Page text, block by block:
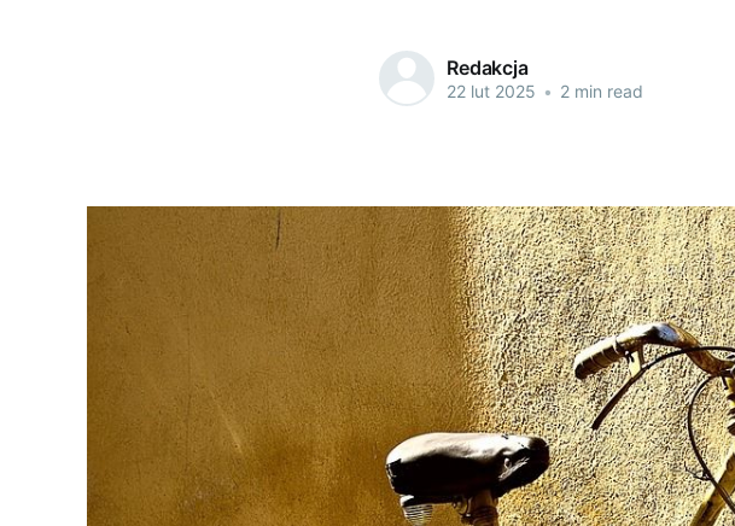
Redakcja
22 lut 2025 • 2 min read